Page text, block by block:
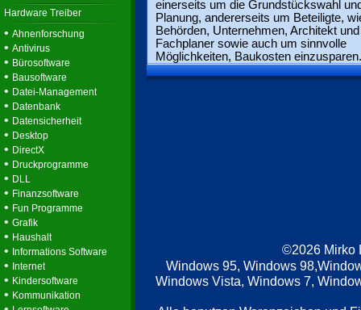
Hardware Treiber
• Ahnenforschung
• Antivirus
• Bürosoftware
• Bausoftware
• Datei-Management
• Datenbank
• Datensicherheit
• Desktop
• DirectX
• Druckprogramme
• DLL
• Finanzsoftware
• Fun Programme
• Grafik
• Haushalt
• Informations Software
• Internet
• Kindersoftware
• Kommunikation
einerseits um die Grundstückswahl
Planung, andererseits um Beteiligte,
Behörden, Unternehmen, Architekt und
Fachplaner sowie auch um sinnvolle
Möglichkeiten, Baukosten einzusparen.
©2026 Mirko
Windows 95, Windows
Windows Vista, Windows 7,